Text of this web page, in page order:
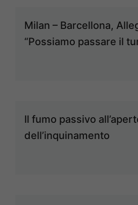
Milan – Barcellona,
“Possiamo passare il
Il fumo passivo
dell’inquinamento